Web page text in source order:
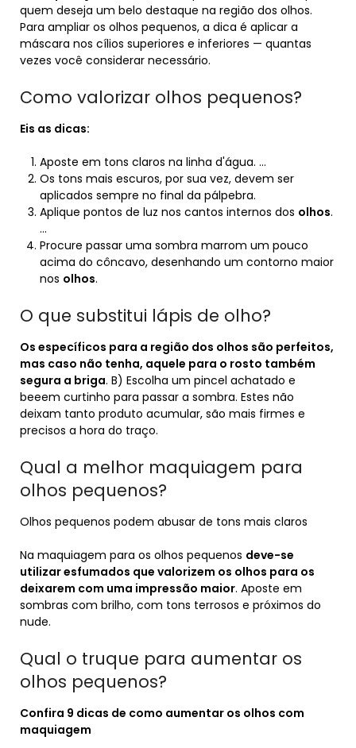
quem deseja um belo destaque na região dos olhos.
Para ampliar os olhos pequenos, a dica é aplicar a
máscara nos cílios superiores e inferiores — quantas
vezes você considerar necessário.
Como valorizar olhos pequenos?
Eis as dicas:
Aposte em tons claros na linha d'água. …
Os tons mais escuros, por sua vez, devem ser
aplicados sempre no final da pálpebra.
Aplique pontos de luz nos cantos internos dos olhos.
…
Procure passar uma sombra marrom um pouco
acima do côncavo, desenhando um contorno maior
nos olhos.
O que substitui lápis de olho?
Os específicos para a região dos olhos são perfeitos,
mas caso não tenha, aquele para o rosto também
segura a briga. B) Escolha um pincel achatado e
beeem curtinho para passar a sombra. Estes não
deixam tanto produto acumular, são mais firmes e
precisos a hora do traço.
Qual a melhor maquiagem para
olhos pequenos?
Olhos pequenos podem abusar de tons mais claros
Na maquiagem para os olhos pequenos deve-se
utilizar esfumados que valorizem os olhos para os
deixarem com uma impressão maior. Aposte em
sombras com brilho, com tons terrosos e próximos do
nude.
Qual o truque para aumentar os
olhos pequenos?
Confira 9 dicas de como aumentar os olhos com
maquiagem